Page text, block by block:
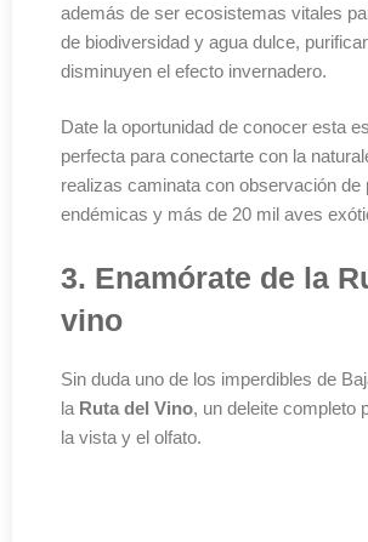
además de ser ecosistemas vitales
de biodiversidad y agua dulce,
disminuyen el efecto invernadero.
Date la oportunidad de conocer esta
perfecta para conectarte con la
realizas caminata con observación de
endémicas y más de 20 mil aves
3. Enamórate de la
vino
Sin duda uno de los imperdibles de
la Ruta del Vino, un deleite completo
la vista y el olfato.